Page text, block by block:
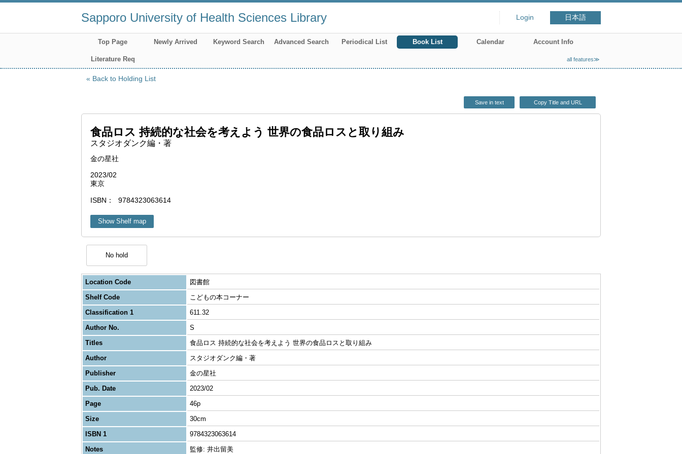
Sapporo University of Health Sciences Library Login 日本語
Top Page Newly Arrived Keyword Search Advanced Search Periodical List Book List Calendar Account Info
Literature Req all features≫
Back to Holding List
Save in text Copy Title and URL
食品ロス 持続的な社会を考えよう 世界の食品ロスと取り組み
スタジオダンク編・著
金の星社
2023/02
東京
ISBN 9784323063614
Show Shelf map
No hold
Location Code
図書館
Shelf Code
こどもの本コーナー
Classification 1
611.32
Author No.
S
Titles
食品ロス 持続的な社会を考えよう 世界の食品ロスと取り組み
Author
スタジオダンク編・著
Publisher
金の星社
Pub. Date
2023/02
Page
46p
Size
30cm
ISBN 1
9784323063614
Notes
監修: 井出留美